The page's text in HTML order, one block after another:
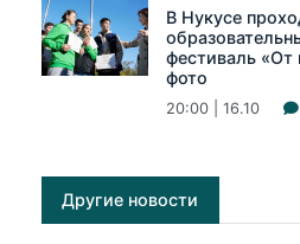
В Нукусе
фестиваль «От
фото
20:00 | 16.10
Другие новости